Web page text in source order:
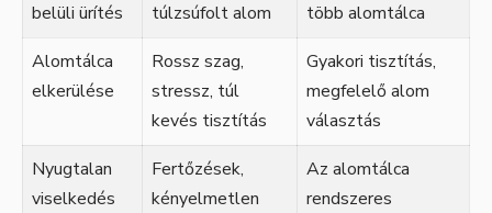
belüli ürítés
túlzsúfolt alom
több alomtálca
Alomtálca
elkerülése
Rossz szag,
stressz, túl
kevés tisztítás
Gyakori tisztítás,
megfelelő alom
választás
Nyugtalan
viselkedés
Fertőzések,
kényelmetlen
Az alomtálca
rendszeres